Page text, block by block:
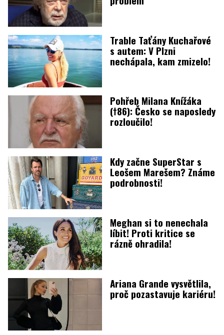
Trable Taťány Kuchařové
s autem: V Plzni
nechápala, kam zmizelo!
Pohřeb Milana Knížáka
(†86): Česko se naposledy
rozloučilo!
Kdy začne SuperStar s
Leošem Marešem? Známe
podrobnosti!
Meghan si to nenechala
líbit! Proti kritice se
rázně ohradila!
Ariana Grande vysvětlila,
proč pozastavuje kariéru!